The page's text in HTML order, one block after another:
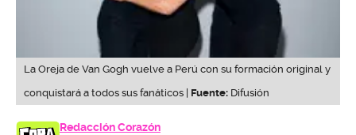
La Oreja de Van Gogh vuelve a Perú con su formación original y
conquistará a todos sus fanáticos | Fuente: Difusión
Redacción Corazón